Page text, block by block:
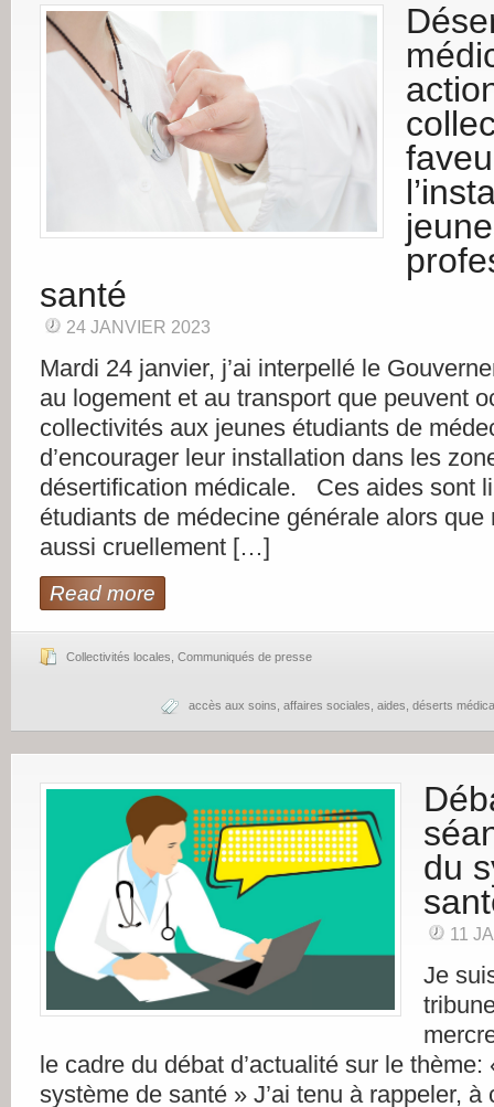
santé
24 JANVIER 2023
Mardi 24 janvier, j’ai interpellé le
au logement et au transport que peuvent
collectivités aux jeunes étudiants de
d’encourager leur installation dans les
désertification médicale. Ces aides sont
étudiants de médecine générale alors que
aussi cruellement […]
Read more
Collectivités locales Communiqués de presse
accès aux soins affaires sociales aides déserts
du
11
Je
le cadre du débat d’actualité sur le
système de santé » J’ai tenu à rappeler,